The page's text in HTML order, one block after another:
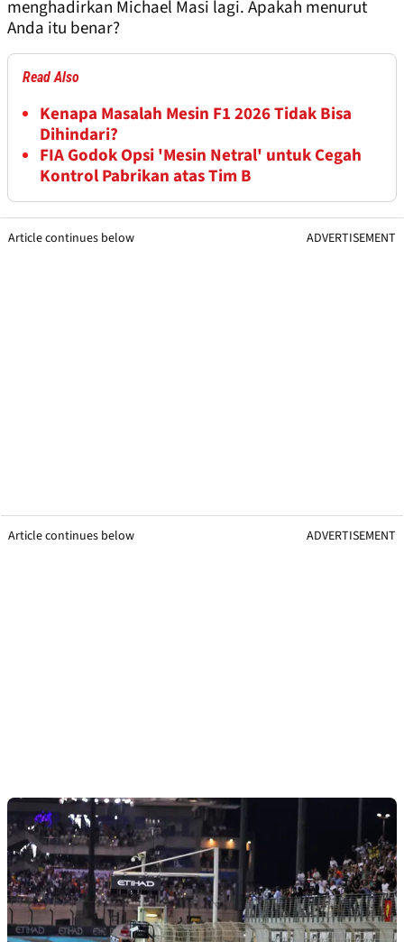
menghadirkan Michael Masi lagi. Apakah menurut
Anda itu benar?
Read Also
Kenapa Masalah Mesin F1 2026 Tidak Bisa
Dihindari?
FIA Godok Opsi 'Mesin Netral' untuk Cegah
Kontrol Pabrikan atas Tim B
Article continues below ADVERTISEMENT
Article continues below ADVERTISEMENT